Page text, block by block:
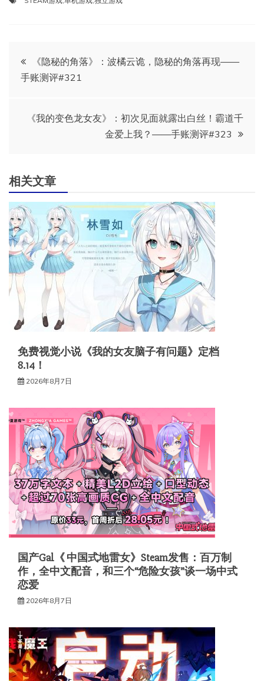
文
章
《隐秘的角落》：波橘云诡，隐秘的角落再现——
手账测评#321
《我的变色龙女友》：初次见面就露出白丝！霸道千
金爱上我？——手账测评#323
相关文章
免费视觉小说《我的女友脑子有问题》定档
8.14！
2026年8月7日
国产Gal《 中国式地雷女》Steam发售：百万制
作，全中文配音，和三个“危险女孩”谈一场中式
恋爱
2026年8月7日